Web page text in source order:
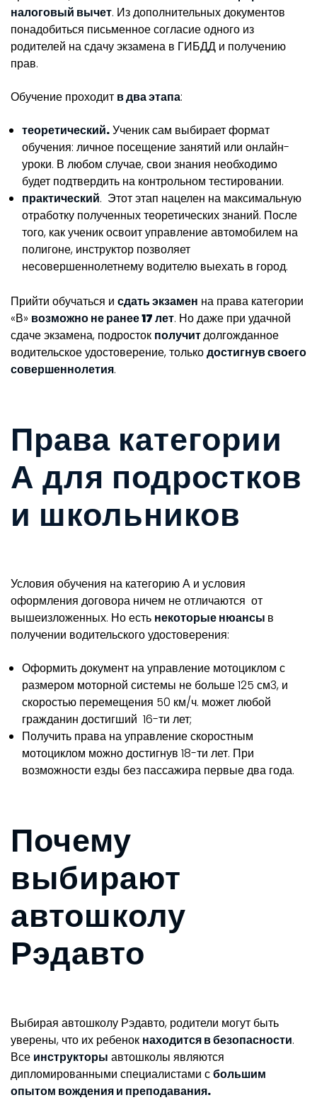
налоговый вычет. Из дополнительных документов
понадобиться письменное согласие одного из
родителей на сдачу экзамена в ГИБДД и получению
прав.
Обучение проходит в два этапа:
теоретический.Ученик сам выбирает формат
обучения: личное посещение занятий или онлайн-
уроки. В любом случае, свои знания необходимо
будет подтвердить на контрольном тестировании.
практический. Этот этап нацелен на максимальную
отработку полученных теоретических знаний. После
того, как ученик освоит управление автомобилем на
полигоне, инструктор позволяет
несовершеннолетнему водителю выехать в город.
Прийти обучаться и сдать экзамен на права категории
«В» возможно не ранее 17 лет. Но даже при удачной
сдаче экзамена, подросток получитдолгожданное
водительское удостоверение, толькодостигнув своего
совершеннолетия.
Права категории
А для подростков
и школьников
Условия обучения на категорию А и условия
оформления договора ничем не отличаются от
вышеизложенных. Но есть некоторые нюансы в
получении водительского удостоверения:
Оформить документ на управление мотоциклом с
размером моторной системы не больше 125 см3, и
скоростью перемещения 50 км/ч. может любой
гражданин достигший 16-ти лет;
Получить права на управление скоростным
мотоциклом можно достигнув 18-ти лет. При
возможности езды без пассажира первые два года.
Почему
выбирают
автошколу
Рэдавто
Выбирая автошколу Рэдавто, родители могут быть
уверены, что их ребенок находится в безопасности.
Все инструкторы автошколы являются
дипломированными специалистами сбольшим
опытом вождения и преподавания.